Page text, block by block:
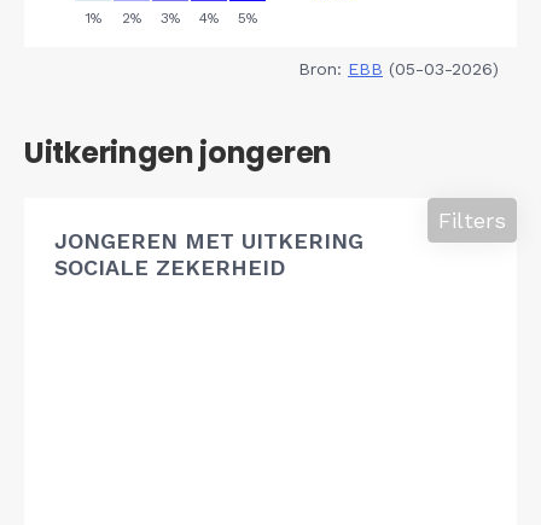
Bron: EBB (05-03-2026)
Uitkeringen jongeren
JONGEREN MET UITKERING
SOCIALE ZEKERHEID
Filters